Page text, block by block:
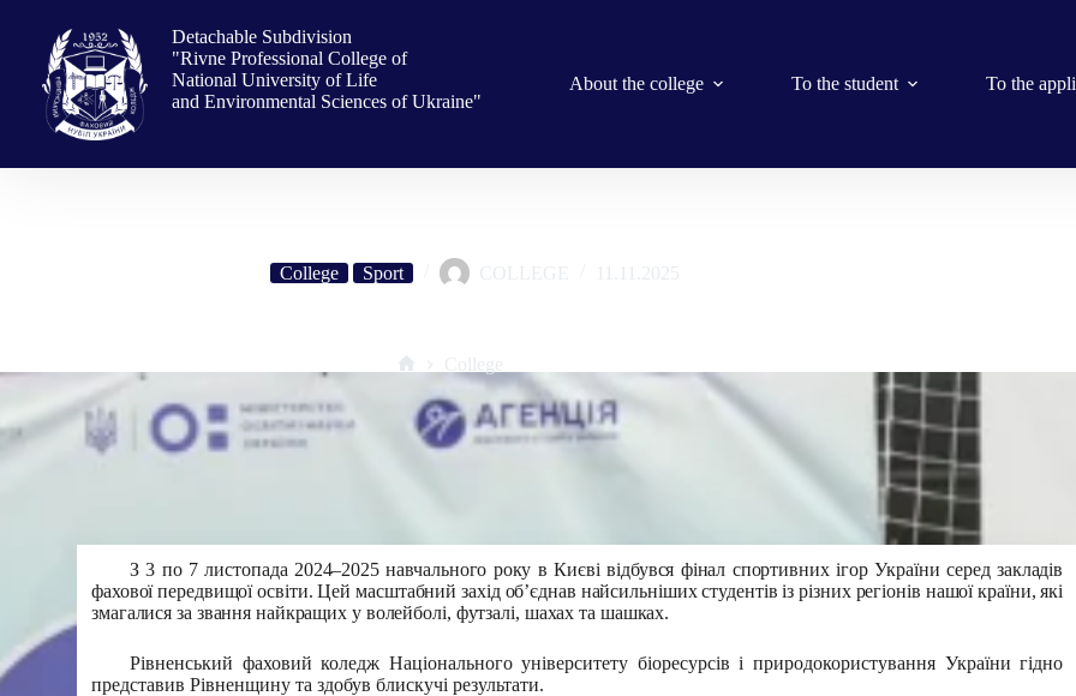
content
Detachable Subdivision
"Rivne Professional College of
National University of Life
and Environmental Sciences of Ukraine"
About the college To the student To the
College Sport COLLEGE 11.11.2025
College
З 3 по 7 листопада 2024–2025 навчального року в Києві відбувся фінал спортивних ігор України серед закладів
фахової передвищої освіти. Цей масштабний захід об’єднав найсильніших студентів із різних регіонів нашої країни, які
змагалися за звання найкращих у волейболі, футзалі, шахах та шашках.
Рівненський фаховий коледж Національного університету біоресурсів і природокористування України гідно
представив Рівненщину та здобув блискучі результати.